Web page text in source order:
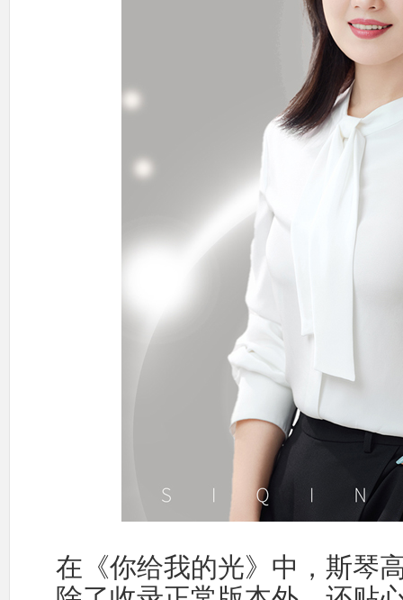
在《你给我的光》中，斯琴